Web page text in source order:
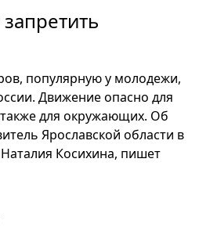
популярную у молодежи,
Движение опасно для
также для окружающих. Об
Ярославской области в
Косихина, пишет